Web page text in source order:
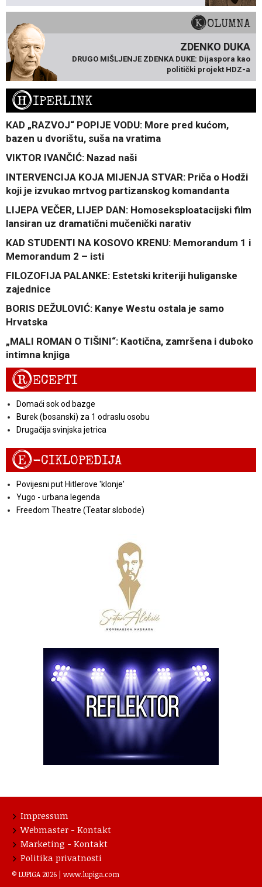
KOLUMNA
ZDENKO DUKA
DRUGO MIŠLJENJE ZDENKA DUKE: Dijaspora kao
politički projekt HDZ-a
HIPERLINK
KAD „RAZVOJ“ POPIJE VODU: More pred kućom,
bazen u dvorištu, suša na vratima
VIKTOR IVANČIĆ: Nazad naši
INTERVENCIJA KOJA MIJENJA STVAR: Priča o Hodži
koji je izvukao mrtvog partizanskog komandanta
LIJEPA VEČER, LIJEP DAN: Homoseksploatacijski film
lansiran uz dramatični mučenički narativ
KAD STUDENTI NA KOSOVO KRENU: Memorandum 1 i
Memorandum 2 – isti
FILOZOFIJA PALANKE: Estetski kriteriji huliganske
zajednice
BORIS DEŽULOVIĆ: Kanye Westu ostala je samo
Hrvatska
„MALI ROMAN O TIŠINI“: Kaotična, zamršena i duboko
intimna knjiga
RECEPTI
Domaći sok od bazge
Burek (bosanski) za 1 odraslu osobu
Drugačija svinjska jetrica
E-CIKLOPEDIJA
Povijesni put Hitlerove 'klonje'
Yugo - urbana legenda
Freedom Theatre (Teatar slobode)
Impressum
Webmaster - Kontakt
Marketing - Kontakt
Politika privatnosti
© LUPIGA 2026 | www.lupiga.com